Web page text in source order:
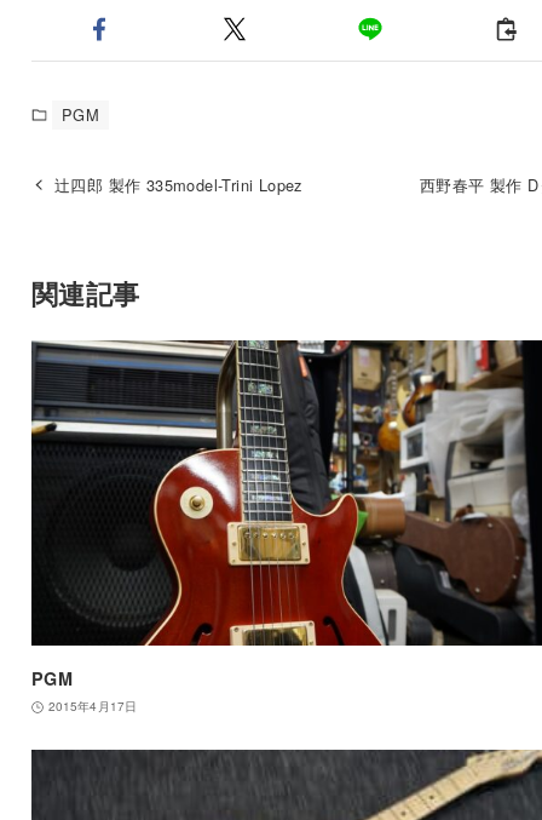
PGM
辻四郎 製作 335model-Trini Lopez 西野春平 製作
関連記事
PGM
2015年4月17日